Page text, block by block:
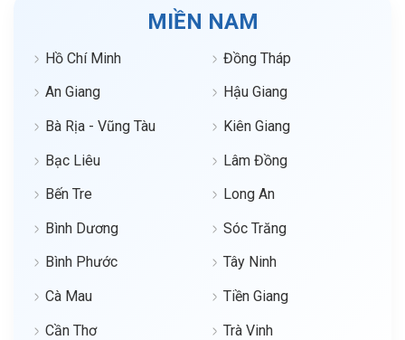
MIỀN NAM
Hồ Chí Minh
An Giang
Bà Rịa - Vũng Tàu
Bạc Liêu
Bến Tre
Bình Dương
Bình Phước
Cà Mau
Cần Thơ
Đồng Tháp
Hậu Giang
Kiên Giang
Lâm Đồng
Long An
Sóc Trăng
Tây Ninh
Tiền Giang
Trà Vinh